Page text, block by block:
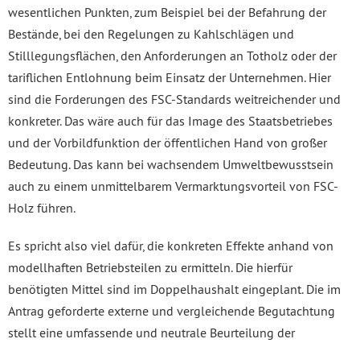
wesentlichen Punkten, zum Beispiel bei der Befahrung der
Bestände, bei den Regelungen zu Kahlschlägen und
Stilllegungsflächen, den Anforderungen an Totholz oder der
tariflichen Entlohnung beim Einsatz der Unternehmen. Hier
sind die Forderungen des FSC-Standards weitreichender und
konkreter. Das wäre auch für das Image des Staatsbetriebes
und der Vorbildfunktion der öffentlichen Hand von großer
Bedeutung. Das kann bei wachsendem Umweltbewusstsein
auch zu einem unmittelbarem Vermarktungsvorteil von FSC-
Holz führen.
Es spricht also viel dafür, die konkreten Effekte anhand von
modellhaften Betriebsteilen zu ermitteln. Die hierfür
benötigten Mittel sind im Doppelhaushalt eingeplant. Die im
Antrag geforderte externe und vergleichende Begutachtung
stellt eine umfassende und neutrale Beurteilung der